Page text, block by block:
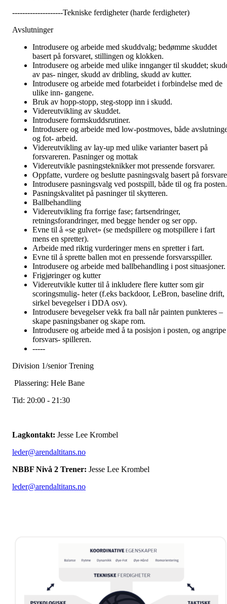
--------------------Tekniske ferdigheter (harde ferdigheter)
Avslutninger
Introdusere og arbeide med skuddvalg; bedømme skuddet
basert på forsvaret, stillingen og klokken.
Introdusere og arbeide med ulike innganger til skuddet;
av pas- ninger, skudd av dribling, skudd av kutter.
Introdusere og arbeide med fotarbeidet i forbindelse med de
ulike inn- gangene.
Bruk av hopp-stopp, steg-stopp inn i skudd.
Videreutvikling av skuddet.
Introdusere formskuddsrutiner.
Introdusere og arbeide med low-postmoves, både
og fot- arbeid.
Videreutvikling av lay-up med ulike varianter basert på
forsvareren. Pasninger og mottak
Videreutvikle pasningsteknikker mot pressende forsvarer.
Oppfatte, vurdere og beslutte pasningsvalg basert på
Introdusere pasningsvalg ved postspill, både til og fra posten.
Pasningskvalitet på pasninger til skytteren.
Ballbehandling
Videreutvikling fra forrige fase; fartsendringer,
retningsforandringer, med begge hender og ser opp.
Evne til å «se gulvet» (se medspillere og motspillere i fart
mens en spretter).
Arbeide med riktig vurderinger mens en spretter i fart.
Evne til å sprette ballen mot en pressende forsvarsspiller.
Introdusere og arbeide med ballbehandling i post situasjoner.
Frigjøringer og kutter
Videreutvikle kutter til å inkludere flere kutter som gir
scoringsmulig- heter (f.eks backdoor, LeBron, baseline drift,
sirkel bevegelser i DDA osv).
Introdusere bevegelser vekk fra ball når painten punkteres –
skape pasningsbaner og skape rom.
Introdusere og arbeide med å ta posisjon i posten, og angripe
forsvars- spilleren.
-----
Division 1/senior Trening
Plassering: Hele Bane
Tid: 20:00 - 21:30
Lagkontakt: Jesse Lee Krombel
leder@arendaltitans.no
NBBF Nivå 2 Trener: Jesse Lee Krombel
leder@arendaltitans.no